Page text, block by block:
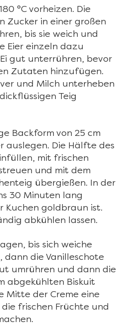
°C vorheizen. Die
Zucker in einer großen
bis sie weich und
Eier einzeln dazu
gut unterrühren, bevor
Zutaten hinzufügen.
und Milch unterheben
Teig
Backform von 25 cm
auslegen. Die Hälfte des
mit frischen
und mit dem
übergießen. In der
30 Minuten lang
Kuchen goldbraun ist.
abkühlen lassen.
bis sich weiche
dann die Vanilleschote
umrühren und dann die
abgekühlten Biskuit
Mitte der Creme eine
frischen Früchte und